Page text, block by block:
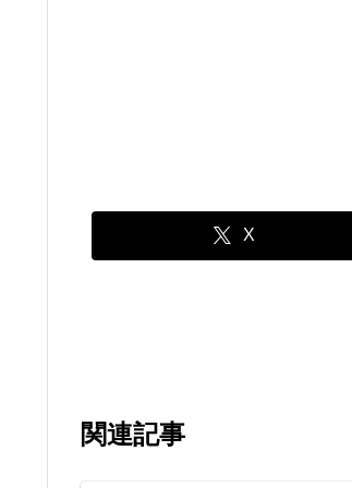
X
関連記事